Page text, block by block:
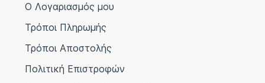
Ο Λογαριασμός μου
Τρόποι Πληρωμής
Τρόποι Αποστολής
Πολιτική Επιστροφών